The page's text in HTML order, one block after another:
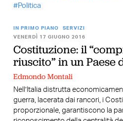
Politica
IN PRIMO PIANO
SERVIZI
VENERDÌ 17 GIUGNO 2016
Costituzione: il
riuscito” in un Paese
Edmondo Montali
Nell’Italia distrutta
guerra, lacerata dai rancori, i
proporzionale, garantiscono la